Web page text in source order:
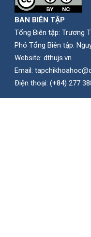
BAN BIÊN TẬP
Tổng Biên tập: Trương
Phó Tổng Biên tập:
Website: dthujs.vn
Email:
Ðiện thoại: (+84) 277